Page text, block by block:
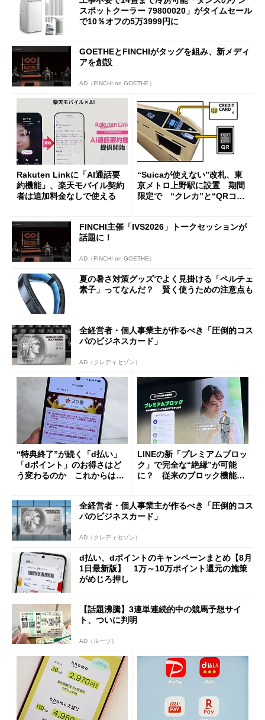
スポットクーラー 79800020」がタイムセール
で10％オフの5万3999円に
GOETHEとFINCHIがタッグを組み、新メディ
アを創設
AD（FINCHI on GOETHE）
Rakuten Linkに「AI通話要
約機能」、楽天モバイル契約
者は追加料金なしで使える
“Suicaが使えない”改札、東
京メトロ上野駅に設置 期間
限定で “クレカ”と“QRコー
FINCHI主催「IVS2026」トークセッションが
話題に！
AD（FINCHI on GOETHE）
夏の暑さ対策グッズでよく見掛ける「ペルチェ
素子」ってなんだ？ 賢く使うための注意点も
全経営者・個人事業主が作るべき「圧倒的コス
パのビジネスカード」
AD（クレディセゾン）
“特典終了”が続く「d払い」
「dポイント」のお得さはど
う変わるのか これからは
LINEの新「プレミアムブロッ
ク」で完全な“絶縁”が可能
に？ 従来のブロック機能と
全経営者・個人事業主が作るべき「圧倒的コス
パのビジネスカード」
AD（クレディセゾン）
d払い、dポイントのキャンペーンまとめ【8月
1日最新版】 1万～10万ポイント還元の施策
がめじろ押し
【話題沸騰】3連単連続的中の競馬予想サイ
ト、ついに判明
AD（ルーツ）